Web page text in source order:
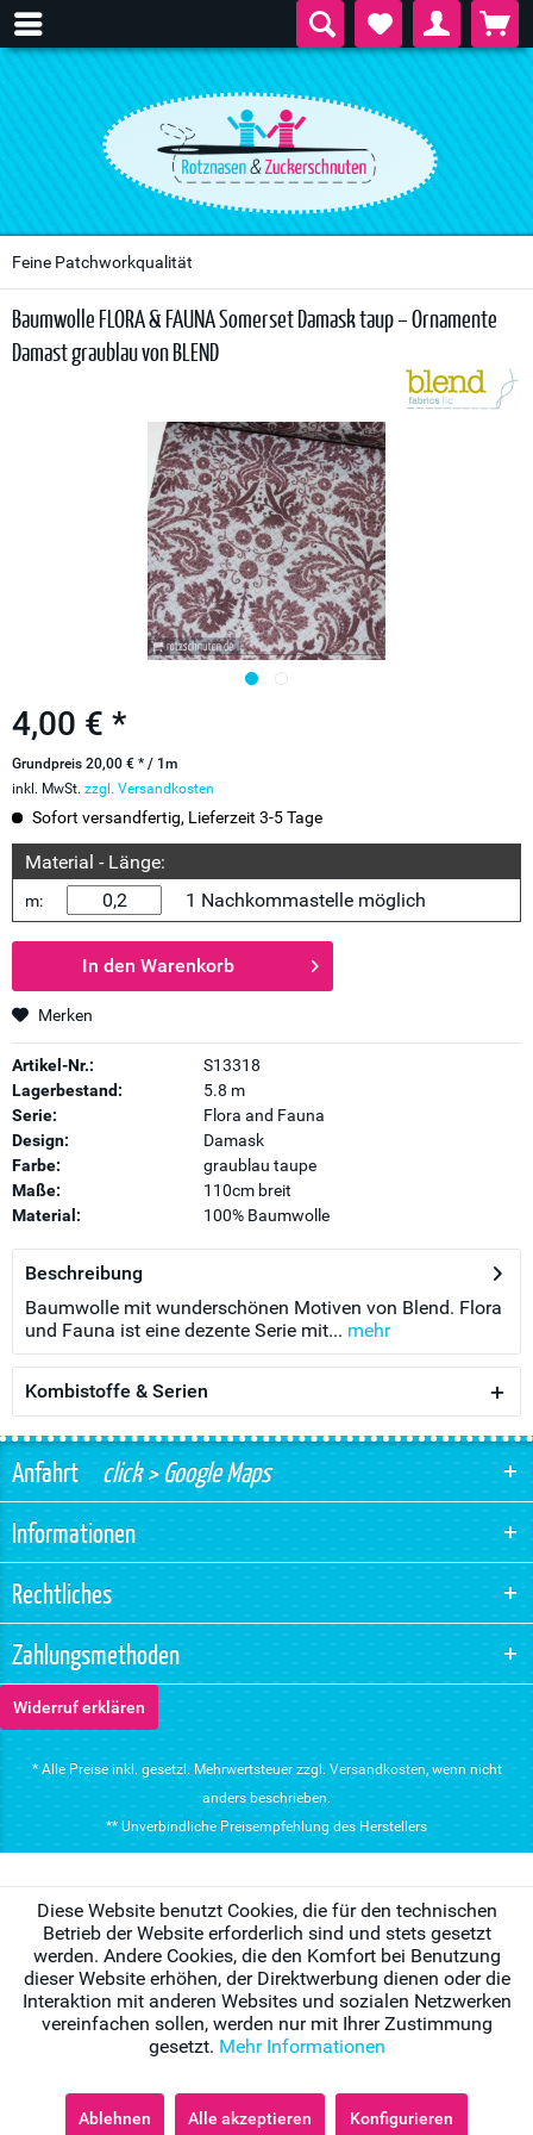
Feine Patchworkqualität
Baumwolle FLORA & FAUNA Somerset Damask taup – Ornamente
Damast graublau von BLEND
4,00 € *
Grundpreis 20,00 € * / 1m
inkl. MwSt. zzgl. Versandkosten
Sofort versandfertig, Lieferzeit 3-5 Tage
Material - Länge:
m: 1 Nachkommastelle möglich
In den Warenkorb
Merken
Artikel-Nr.:
S13318
Lagerbestand:
5.8 m
Serie:
Flora and Fauna
Design:
Damask
Farbe:
graublau taupe
Maße:
110cm breit
Material:
100% Baumwolle
Beschreibung
Baumwolle mit wunderschönen Motiven von Blend. Flora
und Fauna ist eine dezente Serie mit... mehr
Kombistoffe & Serien
Anfahrtclick > Google Maps
Informationen
Rechtliches
Zahlungsmethoden
Widerruf erklären
* Alle Preise inkl. gesetzl. Mehrwertsteuer zzgl. Versandkosten, wenn nicht
anders beschrieben.
** Unverbindliche Preisempfehlung des Herstellers
Diese Website benutzt Cookies, die für den technischen
Betrieb der Website erforderlich sind und stets gesetzt
werden. Andere Cookies, die den Komfort bei Benutzung
dieser Website erhöhen, der Direktwerbung dienen oder die
Interaktion mit anderen Websites und sozialen Netzwerken
vereinfachen sollen, werden nur mit Ihrer Zustimmung
gesetzt. Mehr Informationen
Ablehnen Alle akzeptieren Konfigurieren